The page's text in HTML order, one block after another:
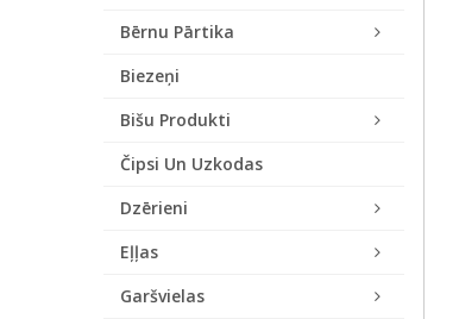
Bērnu Pārtika
Biezeņi
Bišu Produkti
Čipsi Un Uzkodas
Dzērieni
Eļļas
Garšvielas